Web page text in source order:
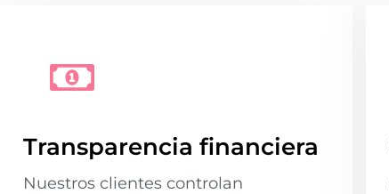
Transparencia financiera
Nuestros clientes controlan